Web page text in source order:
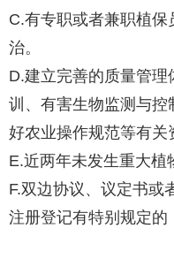
C.有专职或者兼职植
治。
D.建立完善的质量管
训、有害生物监测与控
好农业操作规范等有关
E.近两年未发生重大植
F.双边协议、议定书或
注册登记有特别规定的